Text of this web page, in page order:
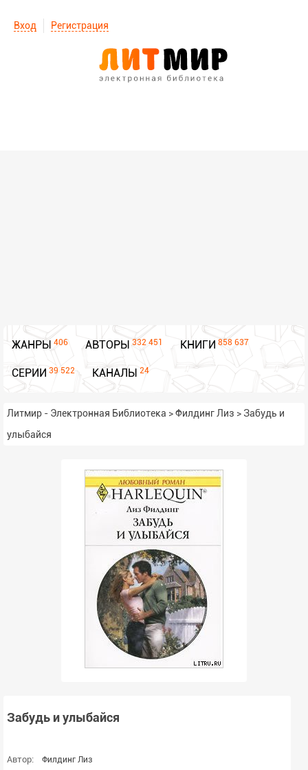
Вход Регистрация
ЖАНРЫ 406 АВТОРЫ 332 451 КНИГИ 858 637
СЕРИИ 39 522 КАНАЛЫ 24
Литмир - Электронная Библиотека >Филдинг Лиз > Забудь и
улыбайся
Забудь и улыбайся
Автор: Филдинг Лиз